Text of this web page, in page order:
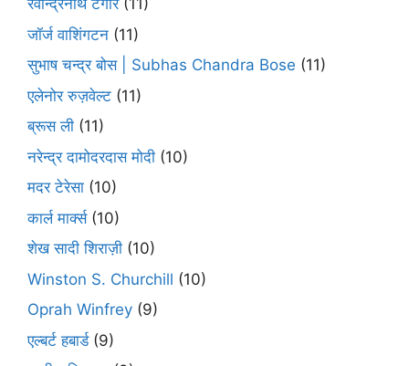
रवीन्द्रनाथ टैगोर(11)
जॉर्ज वाशिंगटन (11)
सुभाष चन्द्र बोस | Subhas Chandra Bose (11)
एलेनोर रुज़वेल्ट (11)
ब्रूस ली (11)
नरेन्द्र दामोदरदास मोदी (10)
मदर टेरेसा (10)
कार्ल मार्क्स(10)
शेख सादी शिराज़ी (10)
Winston S. Churchill (10)
Oprah Winfrey (9)
एल्बर्ट हबार्ड(9)